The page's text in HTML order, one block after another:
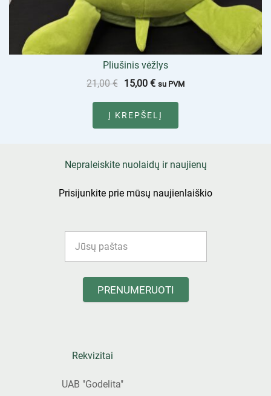
Pliušinis vėžlys
21,00€ 15,00 € su PVM
Į KREPŠELĮ
Nepraleiskite nuolaidų ir naujienų
Prisijunkite prie mūsų naujienlaiškio
PRENUMERUOTI
Rekvizitai
UAB "Godelita"